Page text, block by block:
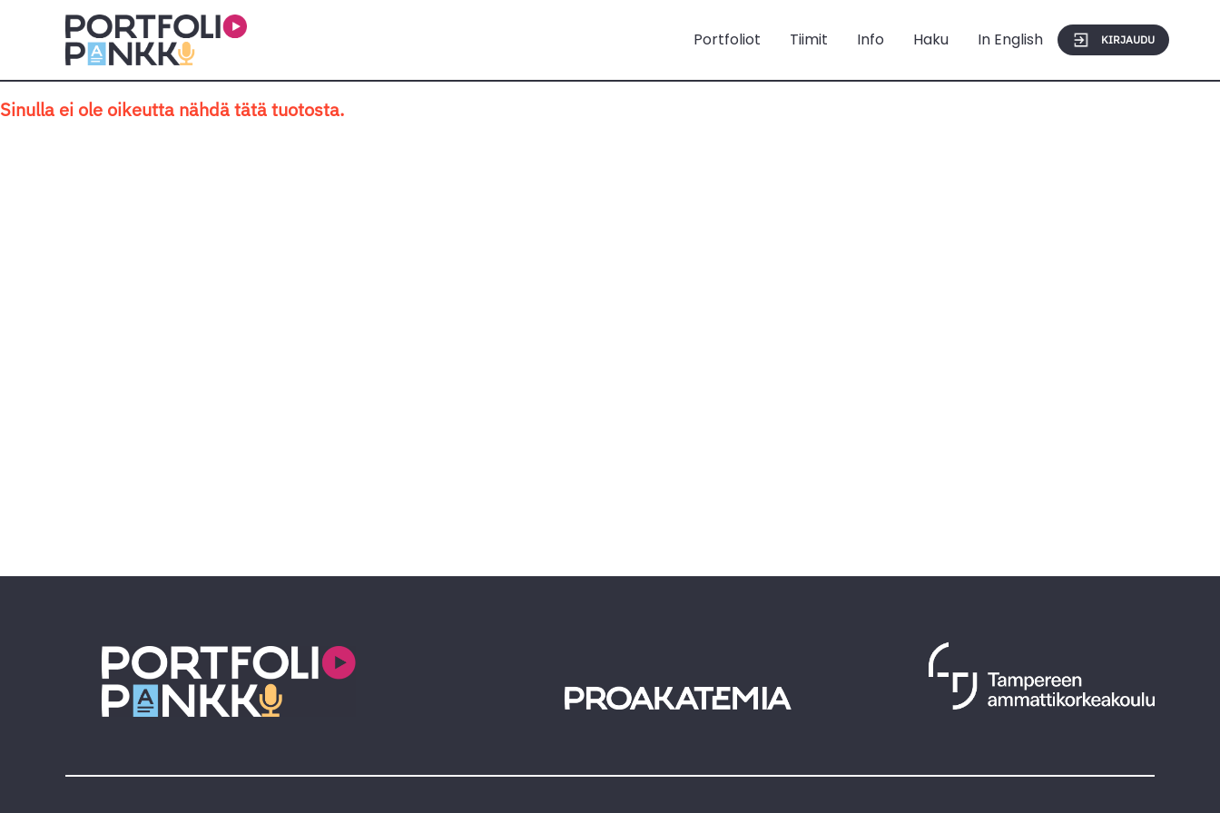
Siirry sisältöön
Portfoliot Tiimit Info Haku In English KIRJAUDU
Sinulla ei ole oikeutta nähdä tätä tuotosta.